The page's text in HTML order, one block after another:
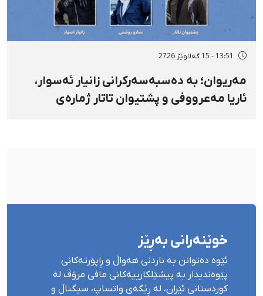
13:51 - 15 گەلاوێژ 2726
مەریوان؛ بە دەسبەسەرکرانی زانیار ئەسوار،
ئاریا مەعرووفی و پشتیوان تاتار ژمارەی
خوێنەرانی بەڕێز
ئێوە دەتوانن بە ناردنی هەواڵ و ڕاپۆرتەکانی
پێوەندیدار بە پیشێلکارییەکانی مافی مرۆڤ لە
کوردستانی ئێران، لە ڕێگەی واتساپ، سیگناڵ و